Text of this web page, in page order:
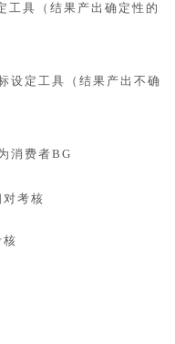
工具（结果产出确定性的
设定工具（结果产出不确
消费者BG
考核